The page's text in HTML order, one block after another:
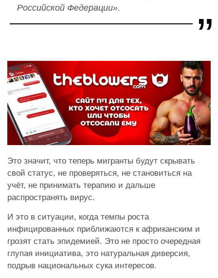
Российской Федерации».
Это значит, что теперь мигранты будут скрывать
свой статус, не проверяться, не становиться на
учёт, не принимать терапию и дальше
распространять вирус.
И это в ситуации, когда темпы роста
инфицированных приближаются к африканским и
грозят стать эпидемией. Это не просто очередная
глупая инициатива, это натуральная диверсия,
подрыв национальных сука интересов.